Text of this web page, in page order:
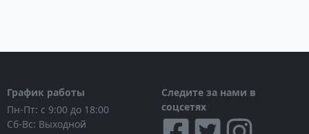
График работы
Пн-Пт: с 9:00 до 18:00
Сб-Вс: Выходной
Следите за нами в
соцсетях